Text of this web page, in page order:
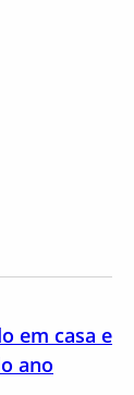
em casa e
ano